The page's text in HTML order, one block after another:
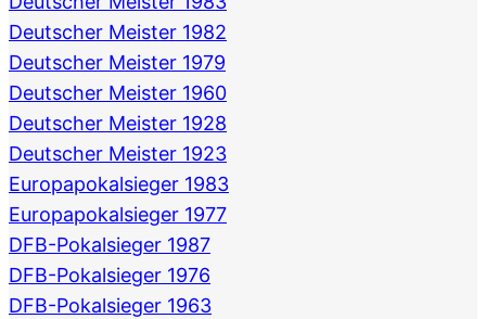
Deutscher Meister 1982
Deutscher Meister 1979
Deutscher Meister 1960
Deutscher Meister 1928
Deutscher Meister 1923
Europapokalsieger 1983
Europapokalsieger 1977
DFB-Pokalsieger 1987
DFB-Pokalsieger 1976
DFB-Pokalsieger 1963